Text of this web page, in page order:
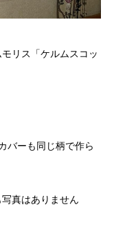
リス「ケルムスコッ
バーも同じ柄で作ら
真はありません